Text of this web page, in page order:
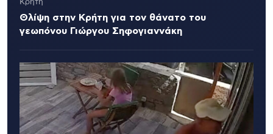
Κρήτη
Θλίψη στην Κρήτη για τον θάνατο του
γεωπόνου Γιώργου Σηφογιαννάκη